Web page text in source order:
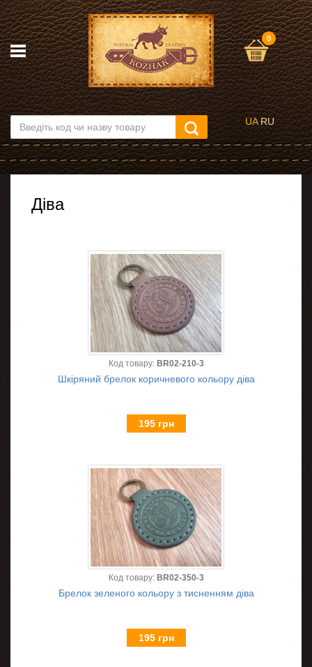
0
UA RU
Діва
Код товару: BR02-210-3
Шкіряний брелок коричневого кольору діва
195 грн
Код товару: BR02-350-3
Брелок зеленого кольору з тисненням діва
195 грн